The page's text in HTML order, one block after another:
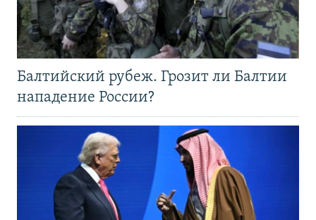
Балтийский рубеж. Грозит ли Балтии
нападение России?